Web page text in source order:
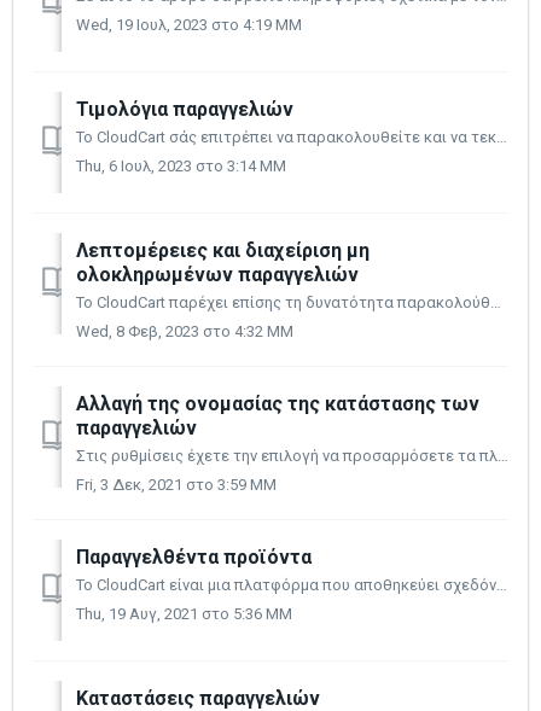
Wed, 19 Ιουλ, 2023 στο 4:19 ΜΜ
Τιμολόγια παραγγελιών
Το CloudCart σάς επιτρέπει να παρακολουθείτε και να τεκμηριώνετε την τιμολόγηση σας, βοηθώντας να έχετε μια αντικειμενική εικόνα των πωλήσεών σας. Ενεργ...
Thu, 6 Ιουλ, 2023 στο 3:14 ΜΜ
Λεπτομέρειες και διαχείριση μη
ολοκληρωμένων παραγγελιών
Το CloudCart παρέχει επίσης τη δυνατότητα παρακολούθησης όλων των μη ολοκληρωμένων παραγγελιών στο κατάστημα σας. Αυτή η λειτουργικότητα παρέχει πολλές επιλ...
Wed, 8 Φεβ, 2023 στο 4:32 ΜΜ
Αλλαγή της ονομασίας της κατάστασης των
παραγγελιών
Στις ρυθμίσεις έχετε την επιλογή να προσαρμόσετε τα πλαίσια κειμένου για τις Καταστάσεις στον ιστότοπο σας. Μπορείτε να τα χρησιμοποιήσετε για ευκρίνεια ή ά...
Fri, 3 Δεκ, 2021 στο 3:59 ΜΜ
Παραγγελθέντα προϊόντα
Το CloudCart είναι μια πλατφόρμα που αποθηκεύει σχεδόν όλες τις πληροφορίες που περνάνε από εκείνη. Αυτό περιλαμβάνει όλα τα παραγγελθέντα προϊόντα, όπως κα...
Thu, 19 Αυγ, 2021 στο 5:36 ΜΜ
Καταστάσεις παραγγελιών